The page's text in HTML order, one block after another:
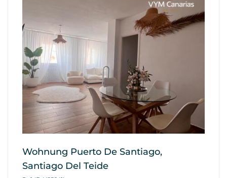
Wohnung Puerto De Santiago,
Santiago Del Teide